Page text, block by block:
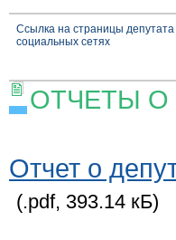
Ссылка на страницы депутата
социальных сетях
ОТЧЕТЫ О
Отчет о
(.pdf, 393.14 кБ)